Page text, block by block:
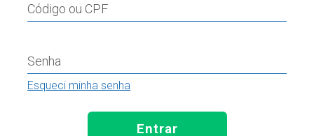
Código ou CPF
Senha
Esqueci minha senha
Entrar